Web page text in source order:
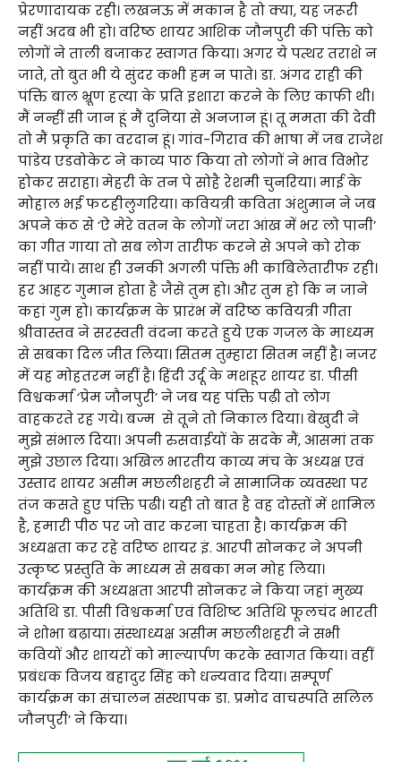
प्रेरणादायक रही। लखनऊ में मकान है तो क्या, यह जरूरी
नहीं अदब भी हो। वरिष्ठ शायर आशिक जौनपुरी की पंक्ति को
लोगों ने ताली बजाकर स्वागत किया। अगर ये पत्थर तराशे न
जाते, तो बुत भी ये सुंदर कभी हम न पाते। डा. अंगद राही की
पंक्ति बाल भ्रूण हत्या के प्रति इशारा करने के लिए काफी थी।
मैं नन्हीं सी जान हूं मैं दुनिया से अनजान हूं। तू ममता की देवी
तो मैं प्रकृति का वरदान हूं। गांव-गिराव की भाषा में जब राजेश
पांडेय एडवोकेट ने काव्य पाठ किया तो लोगों ने भाव विभोर
होकर सराहा। मेहरी के तन पे सोहै रेशमी चुनरिया। माई के
मोहाल भई फटहीलुगरिया। कवियत्री कविता अंशुमान ने जब
अपने कंठ से ‘ऐ मेरे वतन के लोगों जरा आंख में भर लो पानी’
का गीत गाया तो सब लोग तारीफ करने से अपने को रोक
नहीं पाये। साथ ही उनकी अगली पंक्ति भी काबिलेतारीफ रही।
हर आहट गुमान होता है जैसे तुम हो। और तुम हो कि न जाने
कहां गुम हो। कार्यक्रम के प्रारंभ में वरिष्ठ कवियत्री गीता
श्रीवास्तव ने सरस्वती वंदना करते हुये एक गजल के माध्यम
से सबका दिल जीत लिया। सितम तुम्हारा सितम नहीं है। नजर
में यह मोहतरम नहीं है। हिंदी उर्दू के मशहूर शायर डा. पीसी
विश्वकर्मा ‘प्रेम जौनपुरी’ ने जब यह पंक्ति पढ़ी तो लोग
वाहकरते रह गये। बज्म से तूने तो निकाल दिया। बेखुदी ने
मुझे संभाल दिया। अपनी रुसवाईयों के सदके मैं, आसमां तक
मुझे उछाल दिया। अखिल भारतीय काव्य मंच के अध्यक्ष एवं
उस्ताद शायर असीम मछलीशहरी ने सामाजिक व्यवस्था पर
तंज कसते हुए पंक्ति पढी। यही तो बात है वह दोस्तों में शामिल
है, हमारी पीठ पर जो वार करना चाहता है। कार्यक्रम की
अध्यक्षता कर रहे वरिष्ठ शायर इं. आरपी सोनकर ने अपनी
उत्कृष्ट प्रस्तुति के माध्यम से सबका मन मोह लिया।
कार्यक्रम की अध्यक्षता आरपी सोनकर ने किया जहां मुख्य
अतिथि डा. पीसी विश्वकर्मा एवं विशिष्ट अतिथि फूलचंद भारती
ने शोभा बढ़ाया। संस्थाध्यक्ष असीम मछलीशहरी ने सभी
कवियों और शायरों को माल्यार्पण करके स्वागत किया। वहीं
प्रबंधक विजय बहादुर सिंह को धन्यवाद दिया। सम्पूर्ण
कार्यक्रम का संचालन संस्थापक डा. प्रमोद वाचस्पति सलिल
जौनपुरी’ ने किया।